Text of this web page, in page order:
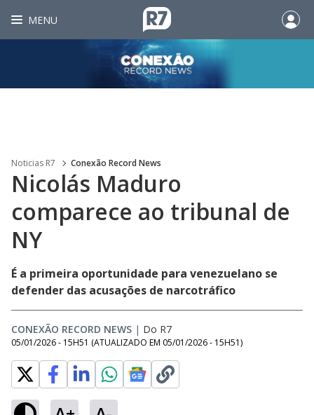
MENU
Noticias R7 Conexão Record News
Nicolás Maduro
comparece ao tribunal de
NY
É a primeira oportunidade para venezuelano se
defender das acusações de narcotráfico
CONEXÃO RECORD NEWS | Do R7
05/01/2026 - 15H51 (ATUALIZADO EM 05/01/2026 - 15H51)